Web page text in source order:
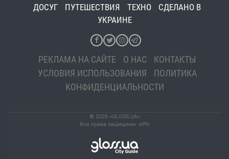
ДОСУГ
ПУТЕШЕСТВИЯ ТЕХНО
СДЕЛАНО В
УКРАИНЕ
РЕКЛАМА НА САЙТЕ О НАС
КОНТАКТЫ
УСЛОВИЯ ИСПОЛЬЗОВАНИЯ
ПОЛИТИКА
КОНФИДЕНЦИАЛЬНОСТИ
© 2026 «GLOSS.UA»
Все права защищены. ePN